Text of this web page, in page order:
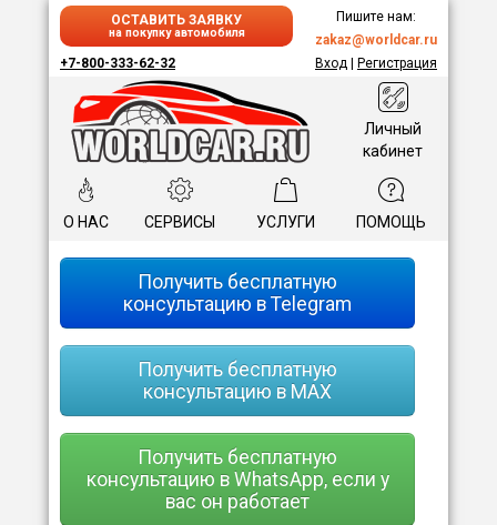
ОСТАВИТЬ ЗАЯВКУ
на покупку автомобиля
Пишите нам:
zakaz@worldcar.ru
+7-800-333-62-32
Вход Регистрация
Личный
кабинет
О НАС СЕРВИСЫ УСЛУГИ ПОМОЩЬ
Получить бесплатную
консультацию в Telegram
Получить бесплатную
консультацию в MAX
Получить бесплатную
консультацию в WhatsApp, если у
вас он работает